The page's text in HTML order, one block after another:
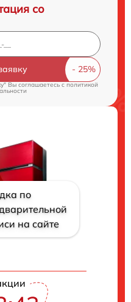
со
Вы соглашаетесь c политикой
по
на сайте